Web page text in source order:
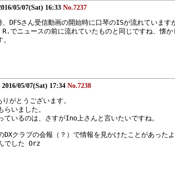
05/07(Sat) 16:33 No.7237
DFSさん受信動画の開始時に口琴のISが流れています
でニュースの前に流れていたものと同じですね、懐か
2016/05/07(Sat) 17:34 No.7238
がとうございます。
いました。
ているのは、さすがIno上さんと言いたいですね。
DXクラブの会報（？）で情報を見かけたことがあった
でした Orz